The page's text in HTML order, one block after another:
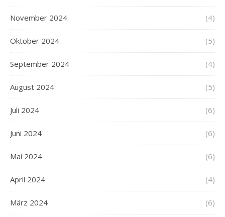
November 2024 (4)
Oktober 2024 (5)
September 2024 (4)
August 2024 (5)
Juli 2024 (6)
Juni 2024 (6)
Mai 2024 (6)
April 2024 (4)
März 2024 (6)